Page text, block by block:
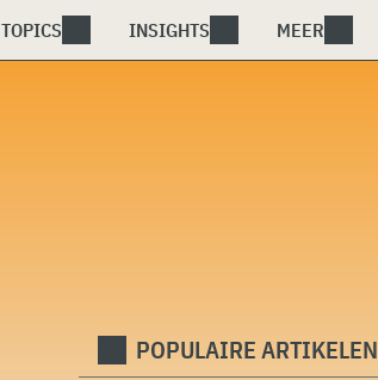
TOPICS INSIGHTS MEER
POPULAIRE ARTIKELEN